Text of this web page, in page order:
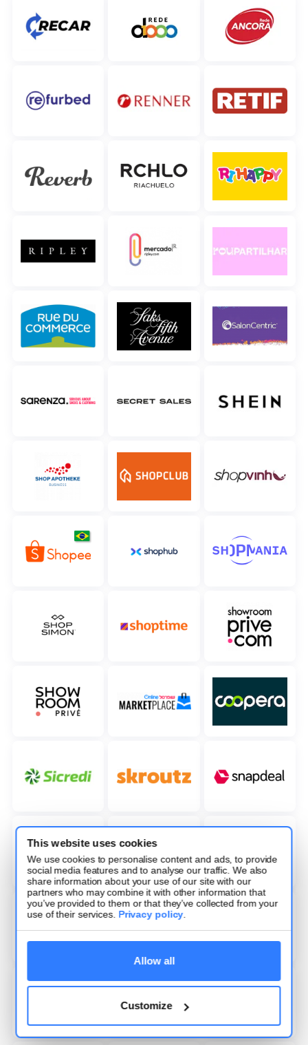
This website uses cookies
We use cookies to personalise content and ads, to provide
social media features and to analyse our traffic. We also
share information about your use of our site with our
partners who may combine it with other information that
you’ve provided to them or that they’ve collected from your
use of their services. Privacy policy.
Allow all
Customize